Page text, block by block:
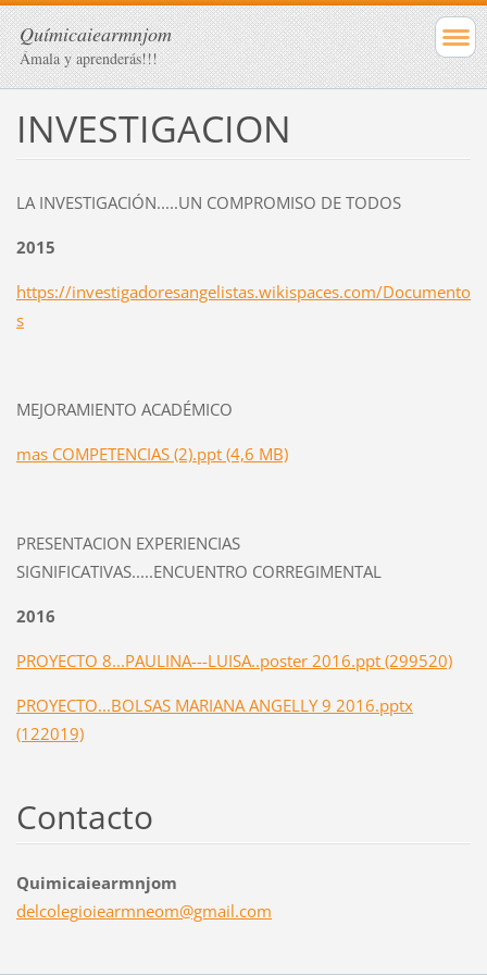
Químicaiearmnjom
Ámala y aprenderás!!!
INVESTIGACION
LA INVESTIGACIÓN.....UN COMPROMISO DE TODOS
2015
https://investigadoresangelistas.wikispaces.com/Documento
s
MEJORAMIENTO ACADÉMICO
mas COMPETENCIAS (2).ppt (4,6 MB)
PRESENTACION EXPERIENCIAS
SIGNIFICATIVAS.....ENCUENTRO CORREGIMENTAL
2016
PROYECTO 8...PAULINA---LUISA..poster 2016.ppt (299520)
PROYECTO...BOLSAS MARIANA ANGELLY 9 2016.pptx
(122019)
Contacto
Quimicaiearmnjom
delcolegioiearmneom@gmail.com